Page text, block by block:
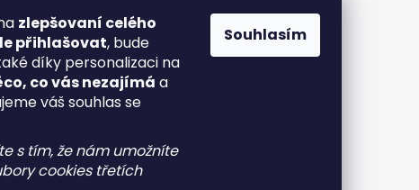
zlepšovaní celého
přihlašovat, bude
díky personalizaci na
co vás nezajímá a
váš souhlas se
s tím, že nám umožníte
cookies třetích
Souhlasím
O nás
Doprava a platba
Zrušení objednávky
Reklamace a vrácení zboží
Spotřební daň